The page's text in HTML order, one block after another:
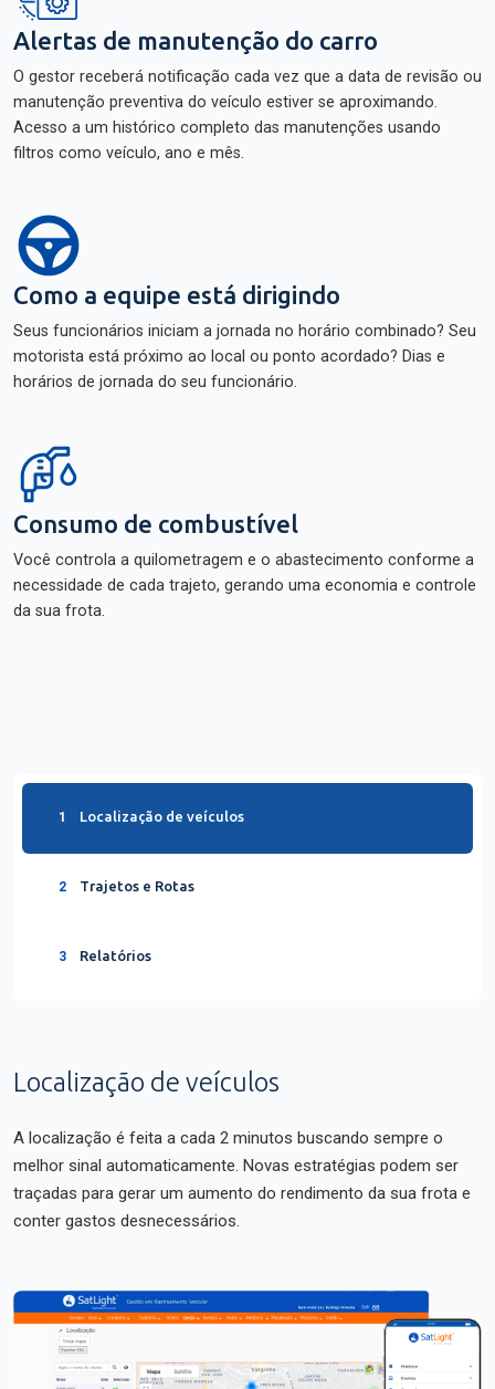
Alertas de manutenção do carro
O gestor receberá notificação cada vez que a data de revisão ou
manutenção preventiva do veículo estiver se aproximando.
Acesso a um histórico completo das manutenções usando
filtros como veículo, ano e mês.
Como a equipe está dirigindo
Seus funcionários iniciam a jornada no horário combinado? Seu
motorista está próximo ao local ou ponto acordado? Dias e
horários de jornada do seu funcionário.
Consumo de combustível
Você controla a quilometragem e o abastecimento conforme a
necessidade de cada trajeto, gerando uma economia e controle
da sua frota.
1 Localização de veículos
2 Trajetos e Rotas
3 Relatórios
Localização de veículos
A localização é feita a cada 2 minutos buscando sempre o
melhor sinal automaticamente. Novas estratégias podem ser
traçadas para gerar um aumento do rendimento da sua frota e
conter gastos desnecessários.